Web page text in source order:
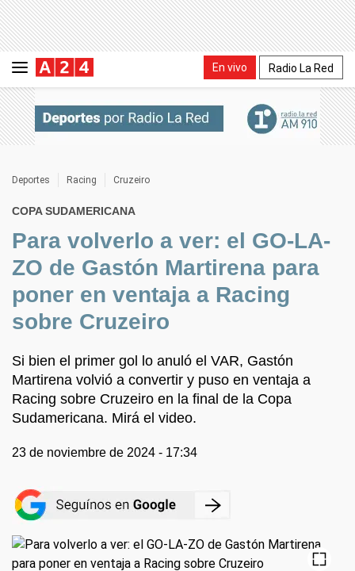
En vivo Radio La Red
Deportes Racing Cruzeiro
COPA SUDAMERICANA
Para volverlo a ver: el GO-LA-
ZO de Gastón Martirena para
poner en ventaja a Racing
sobre Cruzeiro
Si bien el primer gol lo anuló el VAR, Gastón
Martirena volvió a convertir y puso en ventaja a
Racing sobre Cruzeiro en la final de la Copa
Sudamericana. Mirá el video.
23 de noviembre de 2024 - 17:34